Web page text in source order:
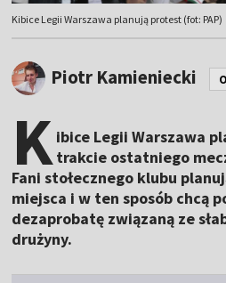
Kibice Legii Warszawa planują protest (fot: PAP)
Piotr Kamieniecki
Kibice Legii Warszawa
trakcie ostatniego
Fani stołecznego klubu
miejsca i w ten sposób chcą
dezaprobatę związaną ze
drużyny.